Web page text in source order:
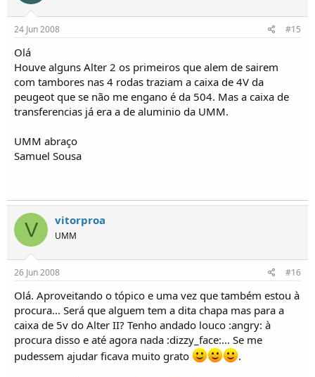
24 Jun 2008 #15
Olá
Houve alguns Alter 2 os primeiros que alem de sairem
com tambores nas 4 rodas traziam a caixa de 4V da
peugeot que se não me engano é da 504. Mas a caixa de
transferencias já era a de aluminio da UMM.
UMM abraço
Samuel Sousa
V vitorproa
UMM
26 Jun 2008 #16
Olá. Aproveitando o tópico e uma vez que também estou à
procura... Será que alguem tem a dita chapa mas para a
caixa de 5v do Alter II? Tenho andado louco :angry: à
procura disso e até agora nada :dizzy_face:... Se me
pudessem ajudar ficava muito grato
.